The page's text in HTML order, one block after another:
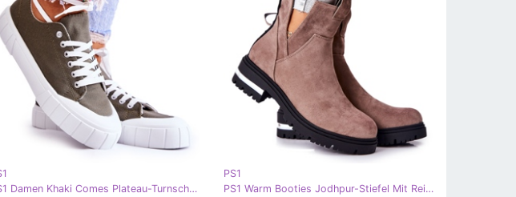
PS1 Damen Khaki Comes Plateau-Turnschuhe grün
PS1
PS1 Warm Booties Jodhpur-Stiefel Mit Reißverschluss Cappucino My Way khaki